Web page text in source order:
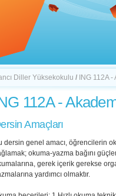
Diller Yüksekokulu / ING 112A
112A -
Amaçları
dersin genel amacı, öğrencilerin
okuma-yazma bağını
gerek içerik gerekse
yardımcı olmaktır.